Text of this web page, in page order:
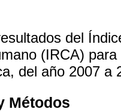
del
(IRCA)
del año 2007 a
Métodos